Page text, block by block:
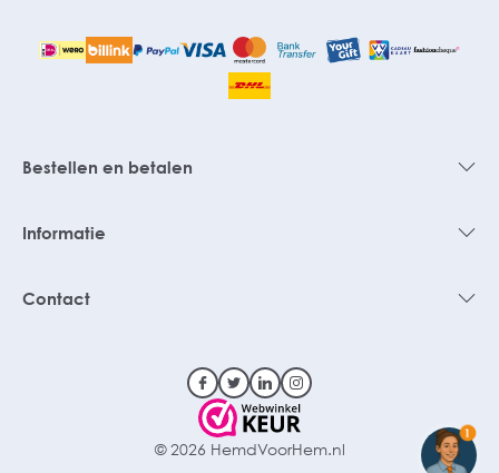
Bestellen en betalen
Informatie
Contact
© 2026 HemdVoorHem.nl
1